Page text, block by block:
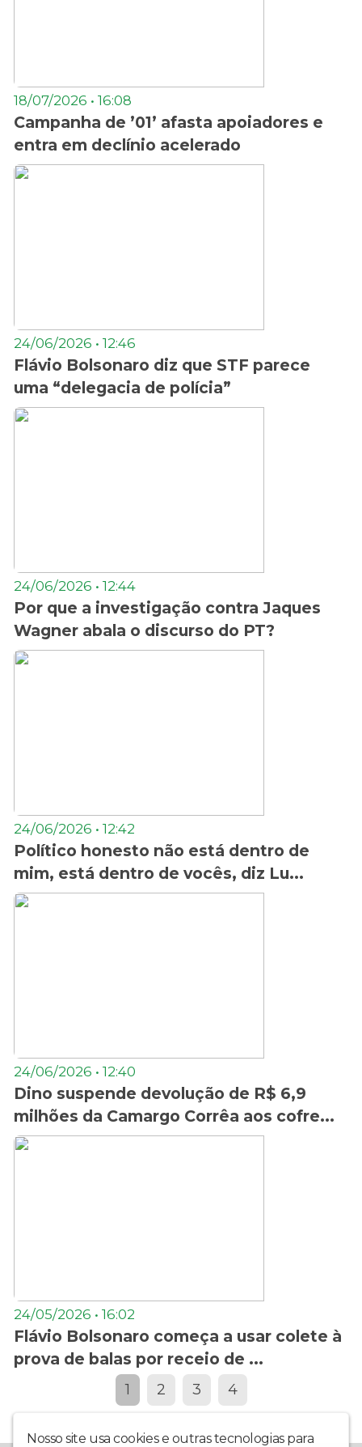
18/07/2026 • 16:08
Campanha de ’01’ afasta apoiadores e
entra em declínio acelerado
24/06/2026 • 12:46
Flávio Bolsonaro diz que STF parece
uma “delegacia de polícia”
24/06/2026 • 12:44
Por que a investigação contra Jaques
Wagner abala o discurso do PT?
24/06/2026 • 12:42
Político honesto não está dentro de
mim, está dentro de vocês, diz Lu...
24/06/2026 • 12:40
Dino suspende devolução de R$ 6,9
milhões da Camargo Corrêa aos cofre...
24/05/2026 • 16:02
Flávio Bolsonaro começa a usar colete à
prova de balas por receio de ...
1 2 3 4
Nosso site usa cookies e outras tecnologias para